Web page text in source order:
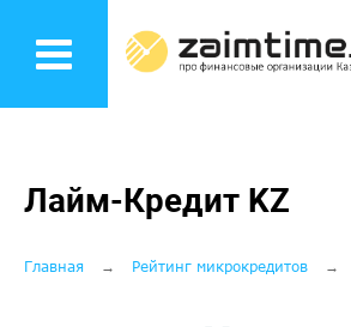
основному
Лайм-Кредит KZ
Строка
Главная Рейтинг микрокредитов